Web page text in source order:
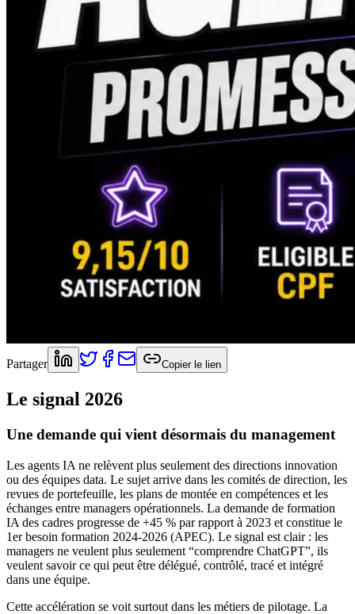
Partager Copier le lien
Le signal 2026
Une demande qui vient désormais du management
Les agents IA ne relèvent plus seulement des directions innovation
ou des équipes data. Le sujet arrive dans les comités de direction, les
revues de portefeuille, les plans de montée en compétences et les
échanges entre managers opérationnels. La demande de formation
IA des cadres progresse de +45 % par rapport à 2023 et constitue le
1er besoin formation 2024-2026 (APEC). Le signal est clair : les
managers ne veulent plus seulement “comprendre ChatGPT”, ils
veulent savoir ce qui peut être délégué, contrôlé, tracé et intégré
dans une équipe.
Cette accélération se voit surtout dans les métiers de pilotage. La